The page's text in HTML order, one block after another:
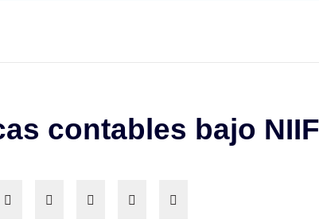
contables bajo NIIF